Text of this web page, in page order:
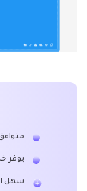
يوفر
سهل